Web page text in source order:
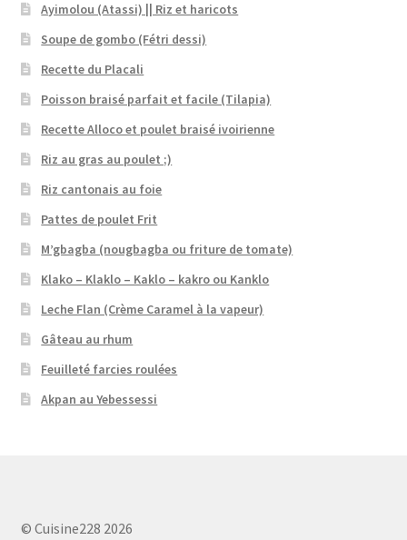
Ayimolou (Atassi) || Riz et haricots
Soupe de gombo (Fétri dessi)
Recette du Placali
Poisson braisé parfait et facile (Tilapia)
Recette Alloco et poulet braisé ivoirienne
Riz au gras au poulet ;)
Riz cantonais au foie
Pattes de poulet Frit
M’gbagba (nougbagba ou friture de tomate)
Klako – Klaklo – Kaklo – kakro ou Kanklo
Leche Flan (Crème Caramel à la vapeur)
Gâteau au rhum
Feuilleté farcies roulées
Akpan au Yebessessi
© Cuisine228 2026